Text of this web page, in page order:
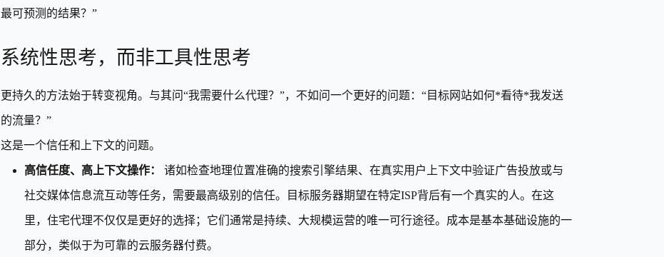
最可预测的结果？”
系统性思考，而非工具性思考
更持久的方法始于转变视角。与其问“我需要什么代理？”，不如问一个更好的问题：“目标网站如何*看待*我发送
的流量？”
这是一个信任和上下文的问题。
高信任度、高上下文操作： 诸如检查地理位置准确的搜索引擎结果、在真实用户上下文中验证广告投放或与
社交媒体信息流互动等任务，需要最高级别的信任。目标服务器期望在特定ISP背后有一个真实的人。在这
里，住宅代理不仅仅是更好的选择；它们通常是持续、大规模运营的唯一可行途径。成本是基本基础设施的一
部分，类似于为可靠的云服务器付费。